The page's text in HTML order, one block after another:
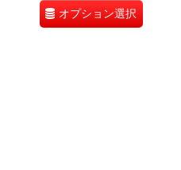
オプション選択